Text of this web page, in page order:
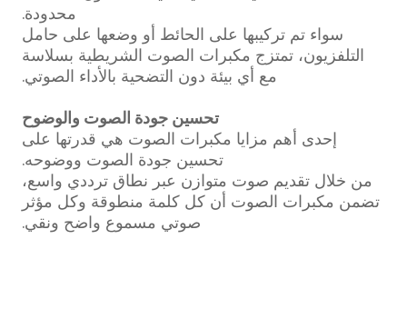
محدودة.
سواء تم تركيبها على الحائط أو وضعها على حامل
التلفزيون، تمتزج مكبرات الصوت الشريطية بسلاسة
مع أي بيئة دون التضحية بالأداء الصوتي.
تحسين جودة الصوت والوضوح
إحدى أهم مزايا مكبرات الصوت هي قدرتها على
تحسين جودة الصوت ووضوحه.
من خلال تقديم صوت متوازن عبر نطاق ترددي واسع،
تضمن مكبرات الصوت أن كل كلمة منطوقة وكل مؤثر
صوتي مسموع واضح ونقي.